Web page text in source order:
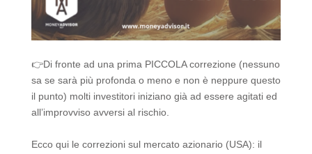
👉Di fronte ad una prima PICCOLA correzione (nessuno
sa se sarà più profonda o meno e non è neppure questo
il punto) molti investitori iniziano già ad essere agitati ed
all’improvviso avversi al rischio.
Ecco qui le correzioni sul mercato azionario (USA): il